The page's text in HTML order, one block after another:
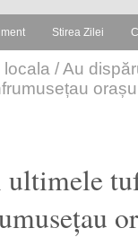
Stirea Zilei
locala / Au